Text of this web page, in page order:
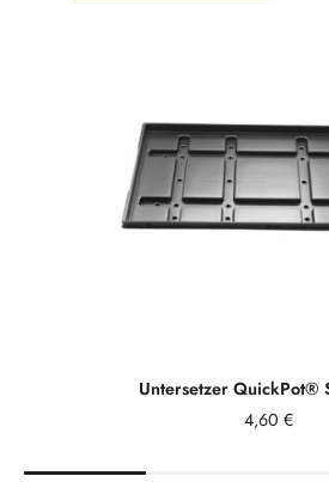
Untersetzer QuickPot®
4,60 €